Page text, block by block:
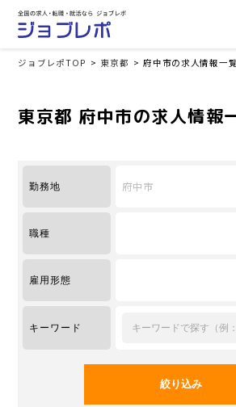
ジョブレポTOP 東京都 府中市の求人情報一覧
東京都 府中市の求人情報
勤務地 府中市
職種
雇用形態
キーワード